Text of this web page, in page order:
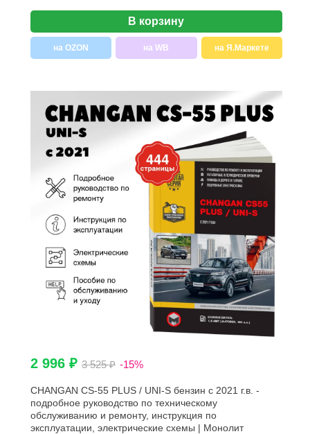
В корзину
на OZON на WB на Я.Маркете
2 996 ₽ 3 525 ₽ -15%
CHANGAN CS-55 PLUS / UNI-S бензин с 2021 г.в. -
подробное руководство по техническому
обслуживанию и ремонту, инструкция по
эксплуатации, электрические схемы | Монолит